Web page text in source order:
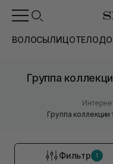
ВОЛОСЫЛИЦОТЕЛО
Группа
Группа
Фильтр 1